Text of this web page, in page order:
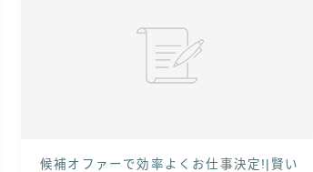
候補オファーで効率よくお仕事決定!|賢い